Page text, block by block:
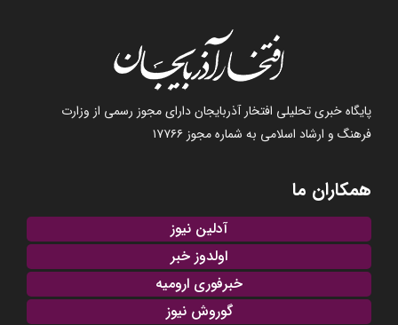
پایگاه خبری تحلیلی افتخار آذربایجان دارای مجوز رسمی از وزارت
فرهنگ و ارشاد اسلامی به شماره مجوز ۱۷۷۶۶
همکاران ما
آدلین نیوز
اولدوز خبر
خبرفوری ارومیه
گوروش نیوز